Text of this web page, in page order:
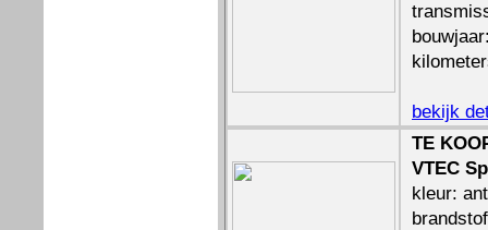
bekijk
TE
VTEC
kleur: